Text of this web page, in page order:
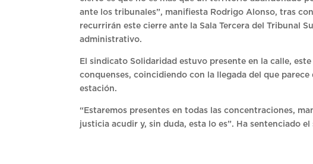
ante los tribunales”, manifiesta Rodrigo Alonso, tras
recurrirán este cierre ante la Sala Tercera del Tribunal
administrativo.
El sindicato Solidaridad estuvo presente en la calle,
conquenses, coincidiendo con la llegada del que
estación.
“Estaremos presentes en todas las concentraciones,
justicia acudir y, sin duda, esta lo es”. Ha sentenciado